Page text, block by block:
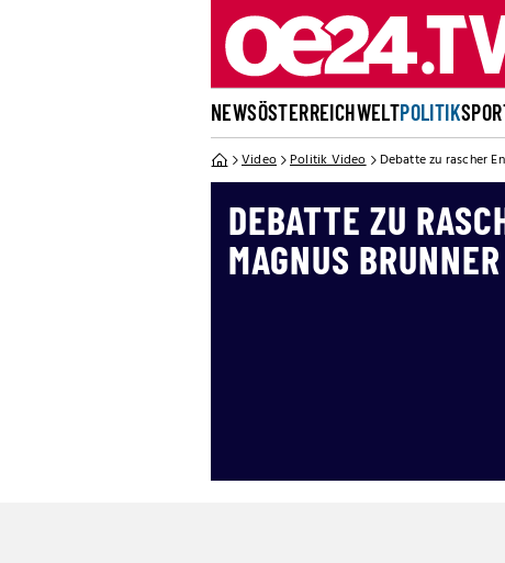
NEWSÖSTERREICHWELTPOLITIK
Video Politik Video Debatte zu rascher
DEBATTE ZU
MAGNUS